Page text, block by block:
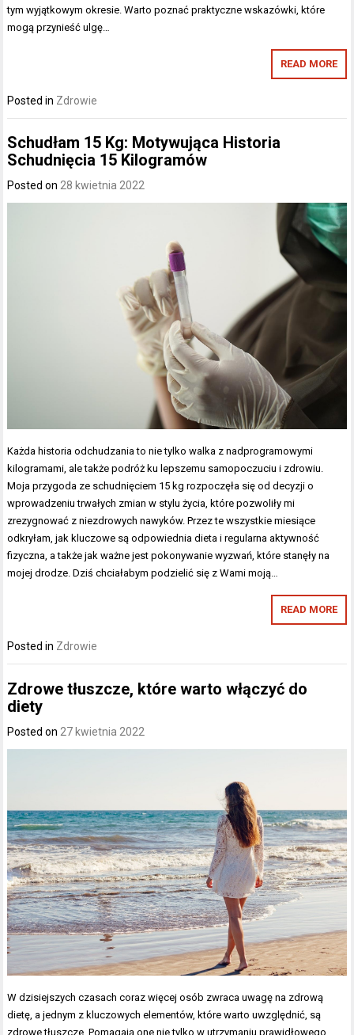
tym wyjątkowym okresie. Warto poznać praktyczne wskazówki, które
mogą przynieść ulgę…
READ MORE
Posted in Zdrowie
Schudłam 15 Kg: Motywująca Historia
Schudnięcia 15 Kilogramów
Posted on28 kwietnia 2022
Każda historia odchudzania to nie tylko walka z nadprogramowymi
kilogramami, ale także podróż ku lepszemu samopoczuciu i zdrowiu.
Moja przygoda ze schudnięciem 15 kg rozpoczęła się od decyzji o
wprowadzeniu trwałych zmian w stylu życia, które pozwoliły mi
zrezygnować z niezdrowych nawyków. Przez te wszystkie miesiące
odkryłam, jak kluczowe są odpowiednia dieta i regularna aktywność
fizyczna, a także jak ważne jest pokonywanie wyzwań, które stanęły na
mojej drodze. Dziś chciałabym podzielić się z Wami moją…
READ MORE
Posted in Zdrowie
Zdrowe tłuszcze, które warto włączyć do
diety
Posted on 27 kwietnia 2022
W dzisiejszych czasach coraz więcej osób zwraca uwagę na zdrową
dietę, a jednym z kluczowych elementów, które warto uwzględnić, są
zdrowe tłuszcze. Pomagają one nie tylko w utrzymaniu prawidłowego